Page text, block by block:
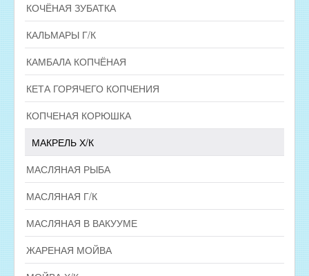
КОЧЁНАЯ ЗУБАТКА
КАЛЬМАРЫ Г/К
КАМБАЛА КОПЧЁНАЯ
КЕТА ГОРЯЧЕГО КОПЧЕНИЯ
КОПЧЕНАЯ КОРЮШКА
МАКРЕЛЬ Х/К
МАСЛЯНАЯ РЫБА
МАСЛЯНАЯ Г/К
МАСЛЯНАЯ В ВАКУУМЕ
ЖАРЕНАЯ МОЙВА